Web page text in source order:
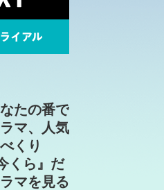
たの番で
マ、人気
くり
くら』だ
マを見る